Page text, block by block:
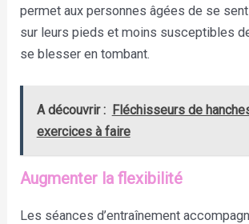
permet aux personnes âgées de se
sur leurs pieds et moins susceptibles
se blesser en tombant.
A découvrir : Fléchisseurs de
exercices à faire
Augmenter la flexibilité
Les séances d’entraînement